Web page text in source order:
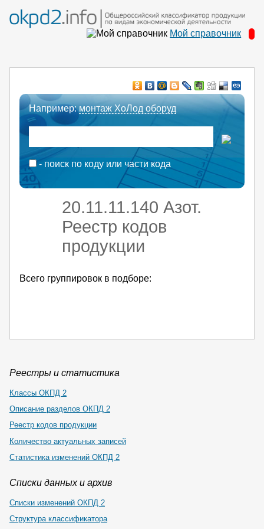
Мой справочник
Например:монтаж ХоЛод оборуд
- поиск по коду или части кода
20.11.11.140 Азот.
Реестр кодов
продукции
Всего группировок в подборе:
Реестры и статистика
Классы ОКПД 2
Описание разделов ОКПД 2
Реестр кодов продукции
Количество актуальных записей
Статистика изменений ОКПД 2
Списки данных и архив
Списки изменений ОКПД 2
Структура классификатора